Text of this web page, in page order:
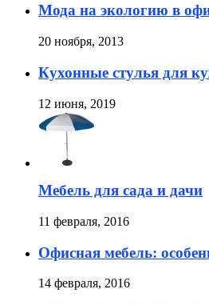
Мода на экологию в
20 ноября, 2013
Кухонные стулья для
12 июня, 2019
Мебель для сада и дачи
11 февраля, 2016
Офисная мебель:
14 февраля, 2016